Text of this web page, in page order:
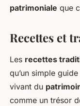
patrimoniale que
Recettes et
Les recettes
qu’un simple
vivant du
comme un trésor